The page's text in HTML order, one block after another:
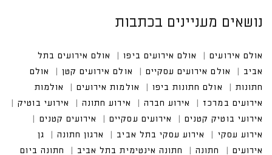
נושאים מעניינים בכתבות
אולם אירועים אולם אירועים ביפו
אולם אירועים בתל א
ביב
אולם אירועים עסקיים אולם אירועים קטן
אולם חתונ
ות
אולם חתונות ביפו אולמות אירועים
אולמות אירועים
במרכז
אירוע חברה אירוע חתונה
אירועי בוטיק
אירועי בוטיק קטנים
אירועים עסקיים
אירוע עסקי בתל אביב
חתונה אינטימית בתל אביב
חתונה ביום שישי בצהריים